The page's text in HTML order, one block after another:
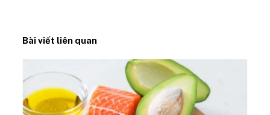
Bài viết liên quan